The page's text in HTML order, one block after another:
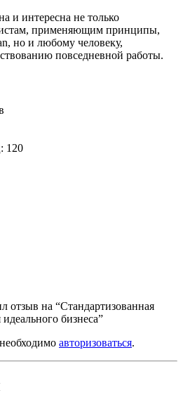
и интересна не только
применяющим принципы,
но и любому человеку,
повседневной работы.
120
отзыв на “Стандартизованная
бизнеса”
авторизоваться.